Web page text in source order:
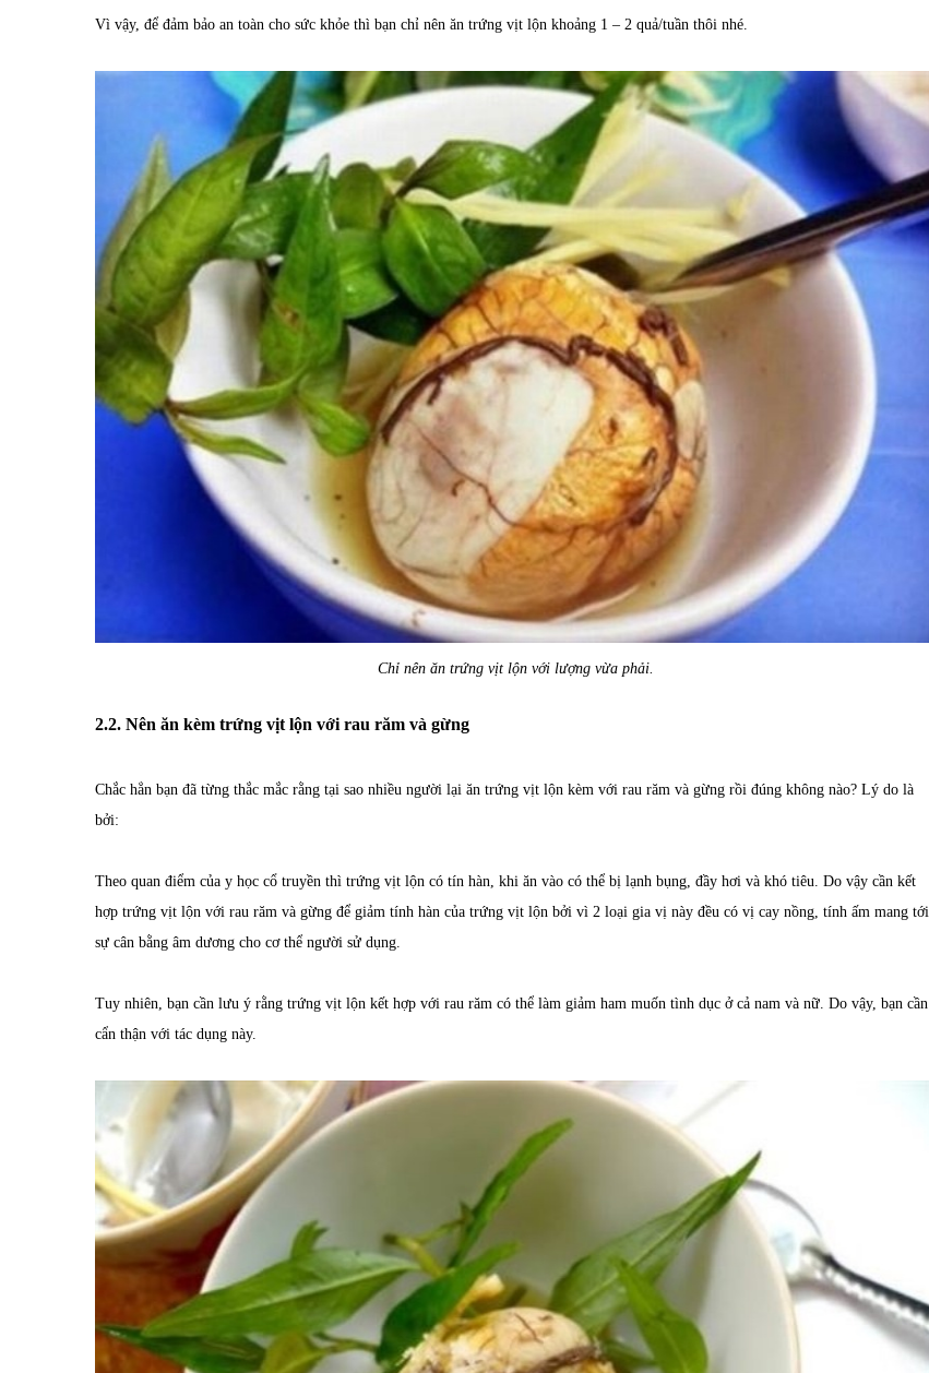
Vì vậy, để đảm bảo an toàn cho sức khỏe thì bạn chỉ nên ăn trứng vịt lộn khoảng 1 – 2 quả/tuần thôi nhé.
Chỉ nên ăn trứng vịt lộn với lượng vừa phải.
2.2. Nên ăn kèm trứng vịt lộn với rau răm và gừng
Chắc hẳn bạn đã từng thắc mắc rằng tại sao nhiều người lại ăn trứng vịt lộn kèm với rau răm và gừng rồi đúng không nào? Lý do là
bởi:
Theo quan điểm của y học cổ truyền thì trứng vịt lộn có tín hàn, khi ăn vào có thể bị lạnh bụng, đầy hơi và khó tiêu. Do vậy cần kết
hợp trứng vịt lộn với rau răm và gừng để giảm tính hàn của trứng vịt lộn bởi vì 2 loại gia vị này đều có vị cay nồng, tính ấm mang tới
sự cân bằng âm dương cho cơ thể người sử dụng.
Tuy nhiên, bạn cần lưu ý rằng trứng vịt lộn kết hợp với rau răm có thể làm giảm ham muốn tình dục ở cả nam và nữ. Do vậy, bạn cần
cẩn thận với tác dụng này.